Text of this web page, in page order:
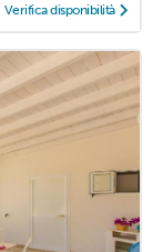
Verifica disponibilità